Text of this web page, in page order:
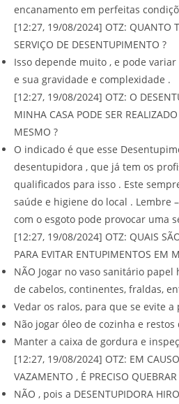
encanamento em perfeitas
[12:27, 19/08/2024] OTZ: QUANTO
SERVIÇO DE DESENTUPIMENTO ?
Isso depende muito , e pode
e sua gravidade e complexidade .
[12:27, 19/08/2024] OTZ: O
MINHA CASA PODE SER
MESMO ?
O indicado é que esse
desentupidora , que já tem os
qualificados para isso . Este
saúde e higiene do local . Lembre
com o esgoto pode provocar uma
[12:27, 19/08/2024] OTZ: QUAIS
PARA EVITAR ENTUPIMENTOS EM
NÃO Jogar no vaso sanitário
de cabelos, continentes, fraldas,
Vedar os ralos, para que se evite
Não jogar óleo de cozinha e
Manter a caixa de gordura e
[12:27, 19/08/2024] OTZ: EM CAUSO
VAZAMENTO , É PRECISO QUEBRAR
NÃO , pois a DESENTUPIDORA